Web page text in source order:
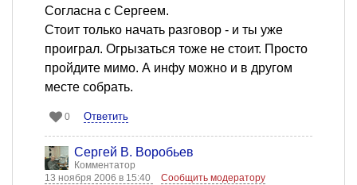
Согласна с Сергеем.
Стоит только начать разговор - и ты уже
проиграл. Огрызаться тоже не стоит. Просто
пройдите мимо. А инфу можно и в другом
месте собрать.
0 Ответить
Сергей В. Воробьев
Комментатор
13 ноября 2006 в 15:40
Сообщить модератору